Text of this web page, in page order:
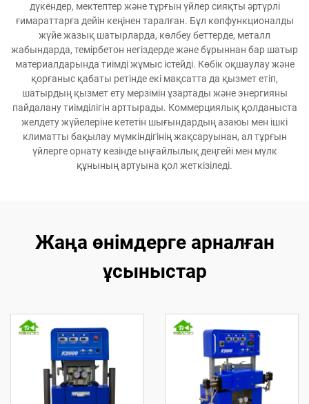
дүкендер, мектептер және тұрғын үйлер сияқты әртүрлі
ғимараттарға дейін кеңінен таралған. Бұл көпфункционалды
жүйе жазық шатырларда, көлбеу беттерде, металл
жабындарда, темірбетон негіздерде және бұрыннан бар шатыр
материалдарында тиімді жұмыс істейді. Көбік оқшаулау және
қорғаныс қабаты ретінде екі мақсатта да қызмет етіп,
шатырдың қызмет ету мерзімін ұзартады және энергияны
пайдалану тиімділігін арттырады. Коммерциялық қолданыста
желдету жүйелеріне кететін шығындардың азаюы мен ішкі
климатты бақылау мүмкіндігінің жақсаруынан, ал тұрғын
үйлерге орнату кезінде ыңғайлылық деңгейі мен мүлк
құнының артуына қол жеткізіледі.
Жаңа өнімдерге арналған
ұсыныстар